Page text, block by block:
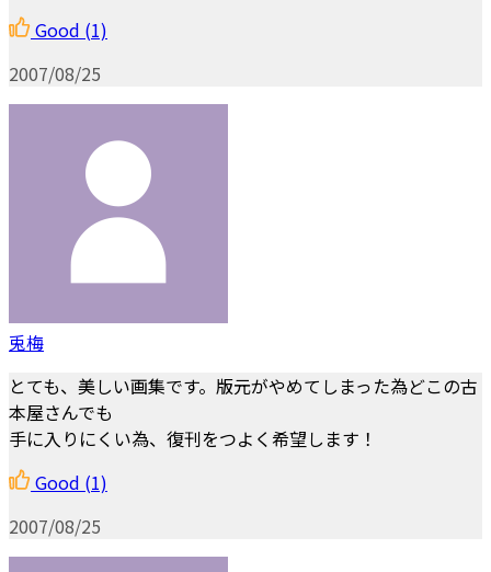
Good (1)
2007/08/25
兎梅
とても、美しい画集です。版元がやめてしまった為どこの古
本屋さんでも
手に入りにくい為、復刊をつよく希望します！
Good (1)
2007/08/25